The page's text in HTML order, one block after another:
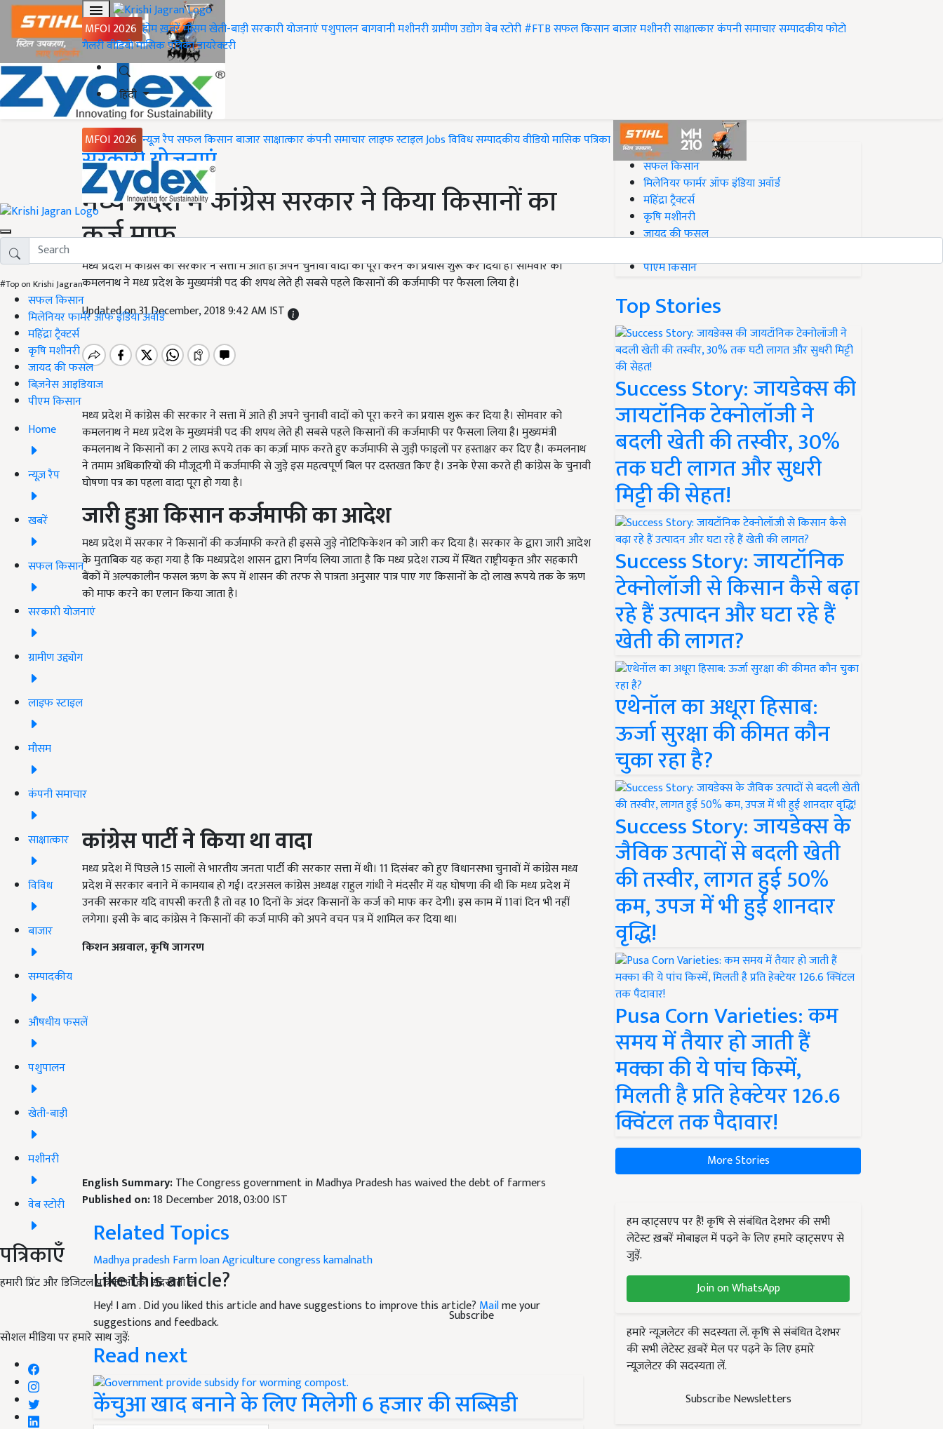
MFOI 2026 होमख़बरेंमौसमखेती-बाड़ीसरकारी योजनाएंपशुपालनबागवानीमशीनरीग्रामीण उद्योगवेब स्टोरी#FTBसफल किसानबाजारमशीनरीसाक्षात्कारकंपनी समाचारसम्पादकीयफोटो
गैलरीवीडियोमासिक पत्रिकाडायरेक्टरी
हिंदी
MFOI 2026 न्यूज़ रैपसफल किसानबाजारसाक्षात्कारकंपनी समाचारलाइफ स्टाइलJobsविविधसम्पादकीयवीडियोमासिक पत्रिका
#Top on Krishi Jagran
सफल किसान
मिलेनियर फार्मर ऑफ इंडिया अवॉर्ड
महिंद्रा ट्रैक्टर्स
कृषि मशीनरी
जायद की फसल
बिज़नेस आइडियाज
पीएम किसान
Home
न्यूज़ रैप
खबरें
सफल किसान
सरकारी योजनाएं
ग्रामीण उद्द्योग
लाइफ स्टाइल
मौसम
कंपनी समाचार
साक्षात्कार
विविध
बाजार
सम्पादकीय
औषधीय फसलें
पशुपालन
खेती-बाड़ी
मशीनरी
वेब स्टोरी
पत्रिकाएँ
हमारी प्रिंट और डिजिटल पत्रिकाओं की सदस्यता लें
Subscribe
सोशल मीडिया पर हमारे साथ जुड़ें:
Home
सरकारी योजनाएं
मध्य प्रदेश में कांग्रेस सरकार ने किया किसानों का
कर्ज माफ़
मध्य प्रदेश में कांग्रेस की सरकार ने सत्ता में आते ही अपने चुनावी वादों को पूरा करने का प्रयास शुरू कर दिया है। सोमवार को
कमलनाथ ने मध्य प्रदेश के मुख्यमंत्री पद की शपथ लेते ही सबसे पहले किसानों की कर्जमाफी पर फैसला लिया है।
Updated on 31 December, 2018 9:42 AM IST
मध्य प्रदेश में कांग्रेस की सरकार ने सत्ता में आते ही अपने चुनावी वादों को पूरा करने का प्रयास शुरू कर दिया है। सोमवार को
कमलनाथ ने मध्य प्रदेश के मुख्यमंत्री पद की शपथ लेते ही सबसे पहले किसानों की कर्जमाफी पर फैसला लिया है। मुख्यमंत्री
कमलनाथ ने किसानों का 2 लाख रूपये तक का कर्ज़ा माफ करते हुए कर्जमाफी से जुड़ी फाइलों पर हस्ताक्षर कर दिए है। कमलनाथ
ने तमाम अधिकारियों की मौजूदगी में कर्जमाफी से जुड़े इस महत्वपूर्ण बिल पर दस्तखत किए है। उनके ऐसा करते ही कांग्रेस के चुनावी
घोषणा पत्र का पहला वादा पूरा हो गया है।
जारी हुआ किसान कर्जमाफी का आदेश
मध्य प्रदेश में सरकार ने किसानों की कर्जमाफी करते ही इससे जुड़े नोटिफिकेशन को जारी कर दिया है। सरकार के द्वारा जारी आदेश
के मुताबिक यह कहा गया है कि मध्यप्रदेश शासन द्वारा निर्णय लिया जाता है कि मध्य प्रदेश राज्य में स्थित राष्ट्रीयकृत और सहकारी
बैंकों में अल्पकालीन फसल ऋण के रूप में शासन की तरफ से पात्रता अनुसार पात्र पाए गए किसानों के दो लाख रूपये तक के ऋण
को माफ करने का एलान किया जाता है।
कांग्रेस पार्टी ने किया था वादा
मध्य प्रदेश में पिछले 15 सालों से भारतीय जनता पार्टी की सरकार सत्ता में थी। 11 दिसंबर को हुए विधानसभा चुनावों में कांग्रेस मध्य
प्रदेश में सरकार बनाने में कामयाब हो गई। दरअसल कांग्रेस अध्यक्ष राहुल गांधी ने मंदसौर में यह घोषणा की थी कि मध्य प्रदेश में
उनकी सरकार यदि वापसी करती है तो वह 10 दिनों के अंदर किसानों के कर्ज को माफ कर देगी। इस काम में 11वां दिन भी नहीं
लगेगा। इसी के बाद कांग्रेस ने किसानों की कर्ज माफी को अपने वचन पत्र में शामिल कर दिया था।
किशन अग्रवाल, कृषि जागरण
English Summary:The Congress government in Madhya Pradesh has waived the debt of farmers
Published on:18 December 2018, 03:00 IST
Related Topics
Madhya pradeshFarm loanAgriculturecongresskamalnath
Like this article?
Hey! I am. Did you liked this article and have suggestions to improve this article? Mailme your
suggestions and feedback.
Read next
केंचुआ खाद बनाने के लिए मिलेगी 6 हजार की सब्सिडी
#Top on Krishi Jagran
सफल किसान
मिलेनियर फार्मर ऑफ इंडिया अवॉर्ड
महिंद्रा ट्रैक्टर्स
कृषि मशीनरी
जायद की फसल
पीएम किसान
Top Stories
Success Story: जायडेक्स की
जायटॉनिक टेक्नोलॉजी ने
बदली खेती की तस्वीर, 30%
तक घटी लागत और सुधरी
मिट्टी की सेहत!
Success Story: जायटॉनिक
टेक्नोलॉजी से किसान कैसे बढ़ा
रहे हैं उत्पादन और घटा रहे हैं
खेती की लागत?
एथेनॉल का अधूरा हिसाब:
ऊर्जा सुरक्षा की कीमत कौन
चुका रहा है?
Success Story: जायडेक्स के
जैविक उत्पादों से बदली खेती
की तस्वीर, लागत हुई 50%
कम, उपज में भी हुई शानदार
वृद्धि!
Pusa Corn Varieties: कम
समय में तैयार हो जाती हैं
मक्का की ये पांच किस्में,
मिलती है प्रति हेक्टेयर 126.6
क्विंटल तक पैदावार!
More Stories
हम व्हाट्सएप पर हैं! कृषि से संबंधित देशभर की सभी
लेटेस्ट ख़बरें मोबाइल में पढ़ने के लिए हमारे व्हाट्सएप से
जुड़ें.
Join on WhatsApp
हमारे न्यूज़लेटर की सदस्यता लें. कृषि से संबंधित देशभर
की सभी लेटेस्ट ख़बरें मेल पर पढ़ने के लिए हमारे
न्यूज़लेटर की सदस्यता लें.
Subscribe Newsletters